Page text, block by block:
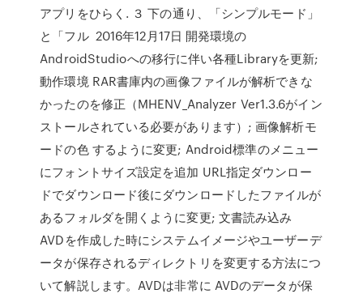
アプリをひらく. ３ 下の通り、「シンプルモード」
と「フル 2016年12月17日 開発環境の
AndroidStudioへの移行に伴い各種Libraryを更新;
動作環境 RAR書庫内の画像ファイルが解析できな
かったのを修正（MHENV_Analyzer Ver1.3.6がイン
ストールされている必要があります）; 画像解析モ
ードの色 するように変更; Android標準のメニュー
にフォントサイズ設定を追加 URL指定ダウンロー
ドでダウンロード後にダウンロードしたファイルが
あるフォルダを開くように変更; 文書読み込み
AVDを作成した時にシステムイメージやユーザーデ
ータが保存されるディレクトリを変更する方法につ
いて解説します。AVDは非常に AVDのデータが保